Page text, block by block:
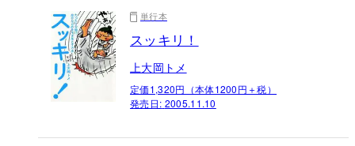
単行本
スッキリ！
上大岡トメ
定価1,320円（本体1200円＋税）
発売日: 2005.11.10